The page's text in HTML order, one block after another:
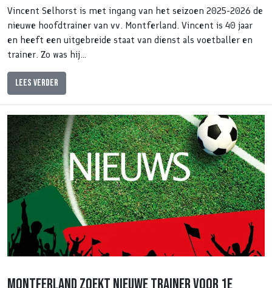
Vincent Selhorst is met ingang van het seizoen 2025-2026 de
nieuwe hoofdtrainer van vv. Montferland. Vincent is 40 jaar
en heeft een uitgebreide staat van dienst als voetballer en
trainer. Zo was hij…
Lees verder